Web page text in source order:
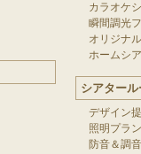
カラオケ
瞬間調光
オリジナ
ホームシ
シアタール
デザイン
照明プラ
防音＆調